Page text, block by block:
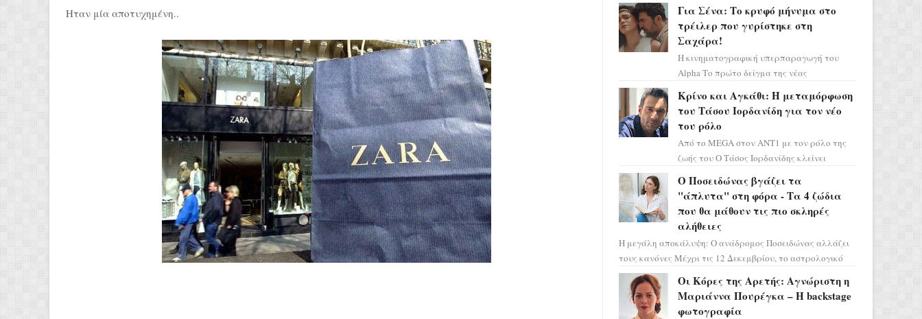
Ηταν μία αποτυχημένη..
προειδοποιεί: οι σελην...
Για Σένα: Το κρυφό μήνυμα στο
τρέιλερ που γυρίστηκε στη
Σαχάρα!
Η κινηματογραφική υπερπαραγωγή του
Alpha Το πρώτο δείγμα της νέας
η αισθητική του ξεπερνά κάθε π...
Κρίνο και Αγκάθι: Η μεταμόρφωση
του Τάσου Ιορδανίδη για τον νέο
του ρόλο
Από το MEGA στον ΑΝΤ1 με τον ρόλο της
ζωής του Ο Τάσος Ιορδανίδης κλείνει
επιτυχίας «Μια Νύχτα Μόνο» ...
Ο Ποσειδώνας βγάζει τα
"άπλυτα" στη φόρα - Τα 4 ζώδια
που θα μάθουν τις πιο σκληρές
αλήθειες
Η μεγάλη αποκάλυψη: Ο ανάδρομος Ποσειδώνας αλλάζει
τους κανόνες Μέχρι τις 12 Δεκεμβρίου, το αστρολογικό
σκηνικό θυμίζει ταινία μυστηρίου ...
Οι Κόρες της Αρετής: Αγνώριστη η
Μαριάννα Πουρέγκα – H backstage
φωτογραφία